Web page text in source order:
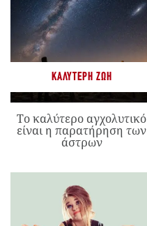
ΚΑΛΎΤΕΡΗ ΖΩΉ
Το καλύτερο αγχολυτικό
είναι η παρατήρηση των
άστρων